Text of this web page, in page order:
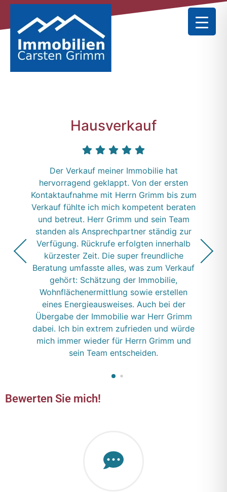
Hausverkauf
Der Verkauf meiner Immobilie hat
hervorragend geklappt. Von der ersten
Kontaktaufnahme mit Herrn Grimm bis zum
Verkauf fühlte ich mich kompetent beraten
und betreut. Herr Grimm und sein Team
standen als Ansprechpartner ständig zur
Verfügung. Rückrufe erfolgten innerhalb
kürzester Zeit. Die super freundliche
Beratung umfasste alles, was zum Verkauf
gehört: Schätzung der Immobilie,
Wohnflächenermittlung sowie erstellen
eines Energieausweises. Auch bei der
Übergabe der Immobilie war Herr Grimm
dabei. Ich bin extrem zufrieden und würde
mich immer wieder für Herrn Grimm und
sein Team entscheiden.
Weiter
Zurück
Bewerten Sie mich!